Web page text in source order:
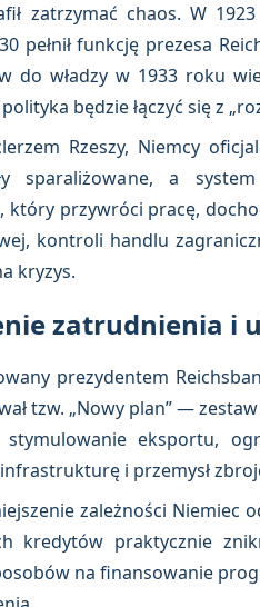
zatrzymać chaos. W
pełnił funkcję prezesa
władzy w 1933 roku
będzie łączyć się z
Rzeszy, Niemcy
sparaliżowane, a
który przywróci pracę,
kontroli handlu
kryzys.
zatrudnienia
prezydentem
tzw. „Nowy plan” —
eksportu,
i przemysł
zależności
praktycznie
na finansowanie